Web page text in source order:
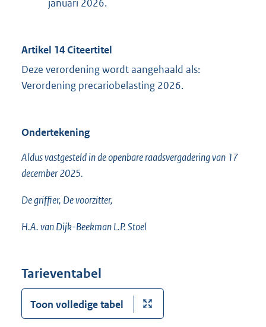
januari 2026.
Artikel 14 Citeertitel
Deze verordening wordt aangehaald als:
Verordening precariobelasting 2026.
Ondertekening
Aldus vastgesteld in de openbare raadsvergadering van 17
december 2025.
De griffier, De voorzitter,
H.A. van Dijk-Beekman L.P. Stoel
Tarieventabel
Toon volledige tabel